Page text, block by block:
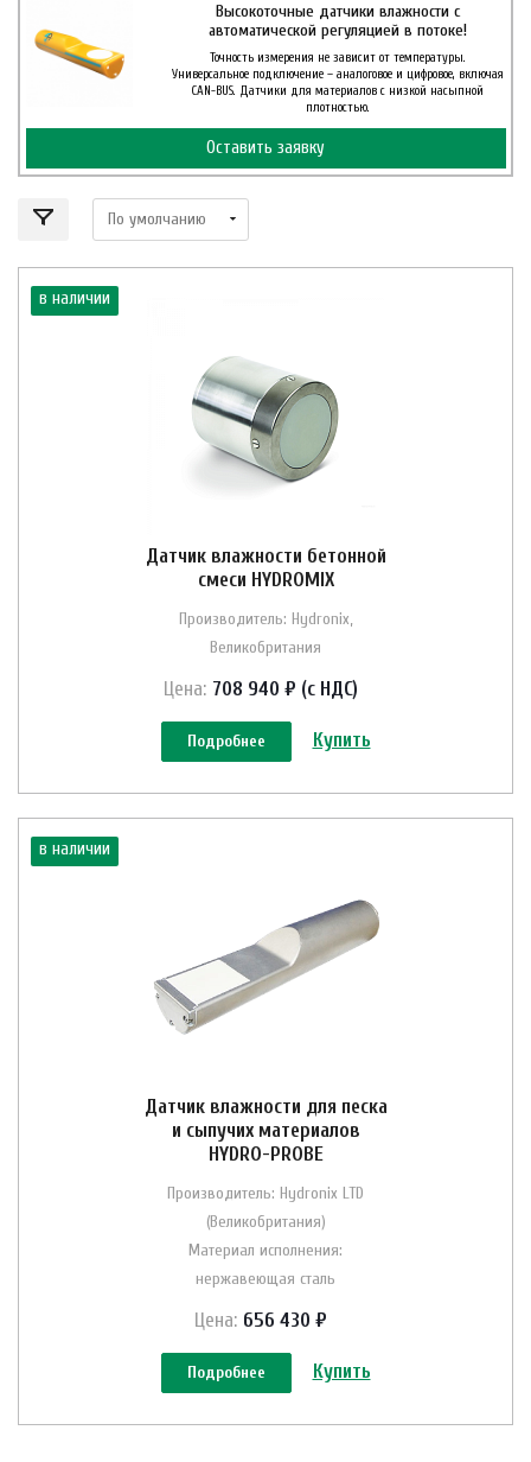
Высокоточные датчики влажности с
автоматической регуляцией в потоке!
Точность измерения не зависит от температуры.
Универсальное подключение – аналоговое и цифровое, включая
CAN-BUS. Датчики для материалов с низкой насыпной
плотностью.
Оставить заявку
в наличии
Датчик влажности бетонной
смеси HYDROMIX
Производитель: Hydronix,
Великобритания
Цена: 708 940 ₽ (с НДС)
Подробнее Купить
в наличии
Датчик влажности для песка
и сыпучих материалов
HYDRO-PROBE
Производитель: Hydronix LTD
(Великобритания)
Материал исполнения:
нержавеющая сталь
Цена: 656 430 ₽
Подробнее Купить